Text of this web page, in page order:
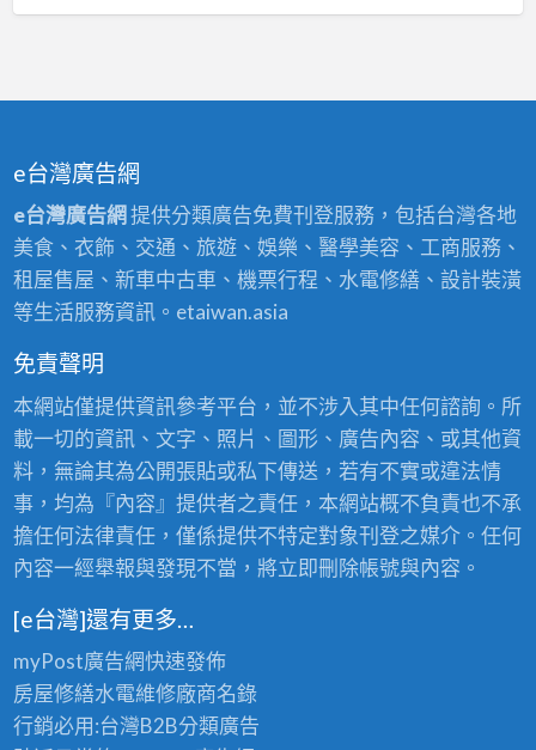
e台灣廣告網
e台灣廣告網 提供分類廣告免費刊登服務，包括台灣各地
美食、衣飾、交通、旅遊、娛樂、醫學美容、工商服務、
租屋售屋、新車中古車、機票行程、水電修繕、設計裝潢
等生活服務資訊。etaiwan.asia
免責聲明
本網站僅提供資訊參考平台，並不涉入其中任何諮詢。所
載一切的資訊、文字、照片、圖形、廣告內容、或其他資
料，無論其為公開張貼或私下傳送，若有不實或違法情
事，均為『內容』提供者之責任，本網站概不負責也不承
擔任何法律責任，僅係提供不特定對象刊登之媒介。任何
內容一經舉報與發現不當，將立即刪除帳號與內容。
[e台灣]還有更多…
myPost廣告網快速發佈
房屋修繕水電維修廠商名錄
行銷必用:台灣B2B分類廣告